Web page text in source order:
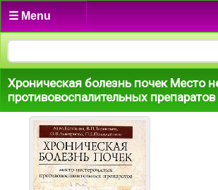
☰ Menu
Хроническая болезнь почек Место
противовоспалительных